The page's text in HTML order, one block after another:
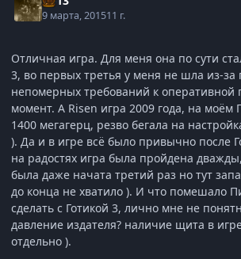
9 марта, 201511 г.
Отличная игра. Для меня она по сути
3, во первых третья у меня не шла из-за
непомерных требований к оперативной
момент. А Risen игра 2009 года, на моём
1400 мегагерц, резво бегала на
). Да и в игре всё было привычно после
на радостях игра была пройдена
была даже начата третий раз но тут
до конца не хватило ). И что помешало
сделать с Готикой 3, лично мне не
давление издателя? наличие щита в
отдельно ).